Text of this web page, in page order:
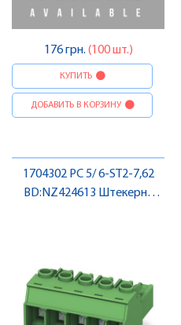
176 грн. (100 шт.)
КУПИТЬ
ДОБАВИТЬ В КОРЗИНУ
1704302 PC 5/ 6-ST2-7,62
BD:NZ424613 Штекерна